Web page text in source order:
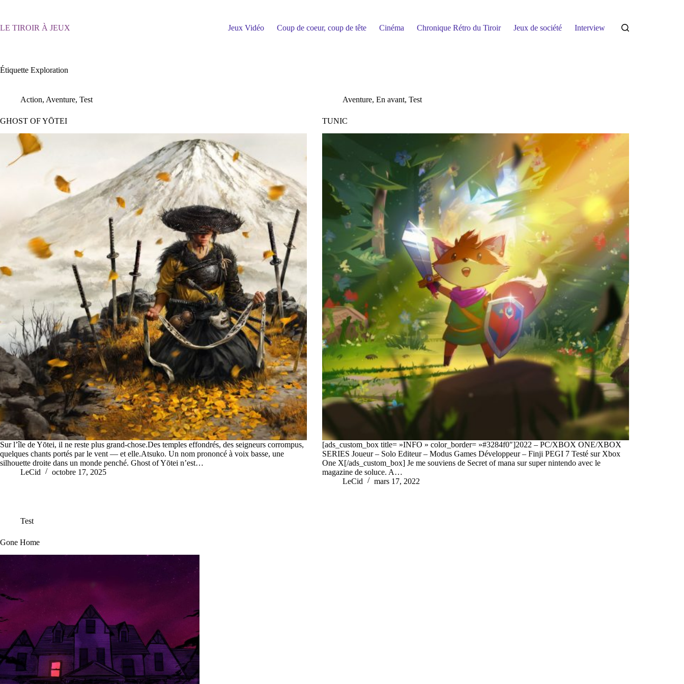
LE TIROIR À JEUX Jeux Vidéo Coup de coeur, coup de tête Cinéma Chronique Rétro du Tiroir Jeux de société Interview
Étiquette Exploration
Action, Aventure, Test
GHOST OF YŌTEI
Sur l’île de Yōtei, il ne reste plus grand-chose.Des temples effondrés, des seigneurs corrompus,
quelques chants portés par le vent — et elle.Atsuko. Un nom prononcé à voix basse, une
silhouette droite dans un monde penché. Ghost of Yōtei n’est…
LeCid
octobre 17, 2025
Aventure,En avant,Test
TUNIC
[ads_custom_box title= »INFO » color_border= »#3284f0″]2022 – PC/XBOX ONE/XBOX
SERIES Joueur – Solo Editeur – Modus Games Développeur – Finji PEGI 7 Testé sur Xbox
One X[/ads_custom_box] Je me souviens de Secret of mana sur super nintendo avec le
magazine de soluce. A…
LeCid
mars 17, 2022
Test
Gone Home